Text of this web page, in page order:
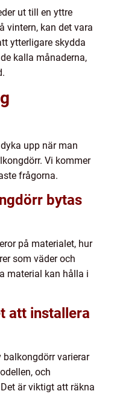
ut till en yttre
vintern, kan det vara
ytterligare skydda
kalla månaderna,
upp när man
Vi kommer
frågorna.
bytas
på materialet, hur
som väder och
material kan hålla i
att installera
varierar
och
är viktigt att räkna